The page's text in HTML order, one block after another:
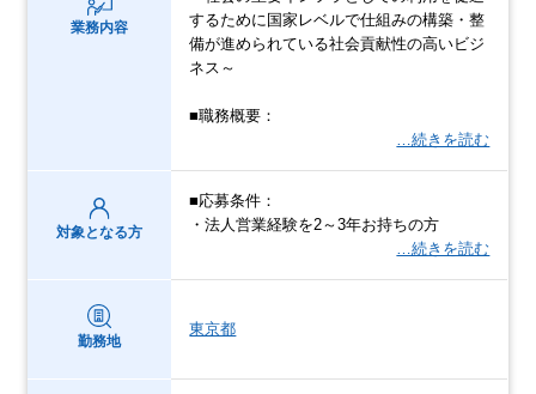
業務内容
するために国家レベルで仕組みの構築・整
備が進められている社会貢献性の高いビジ
ネス～
■職務概要：
…続きを読む
対象となる方
■応募条件：
・法人営業経験を2～3年お持ちの方
…続きを読む
勤務地
東京都